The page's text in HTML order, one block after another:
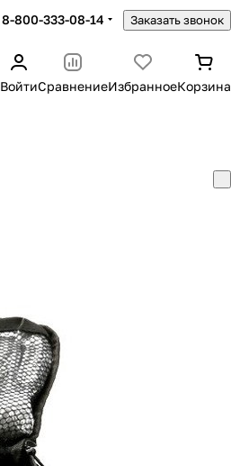
8-800-333-08-14 Заказать звонок
ВойтиСравнениеИзбранноеКорзина